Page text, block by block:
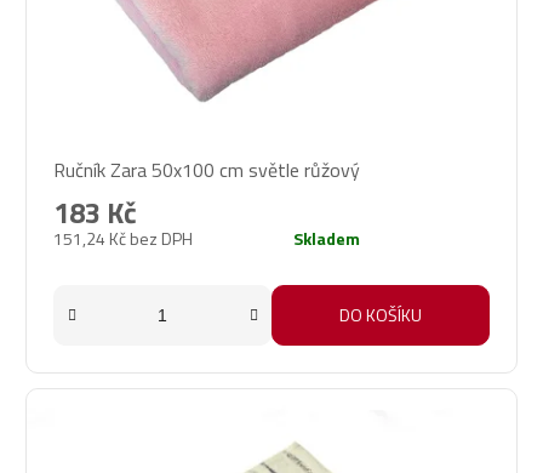
Ručník Zara 50x100 cm světle růžový
151,24 Kč bez DPH
183 Kč
Skladem
DO KOŠÍKU